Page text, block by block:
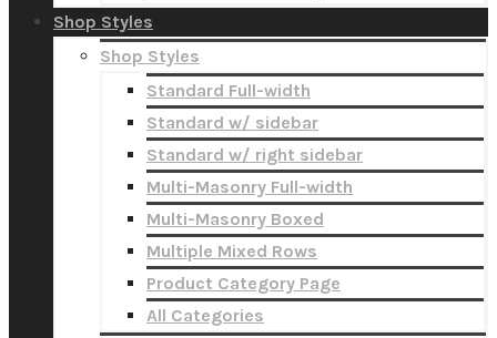
Shop Styles
Shop Styles
Standard Full-width
Standard w/ sidebar
Standard w/ right sidebar
Multi-Masonry Full-width
Multi-Masonry Boxed
Multiple Mixed Rows
Product Category Page
All Categories